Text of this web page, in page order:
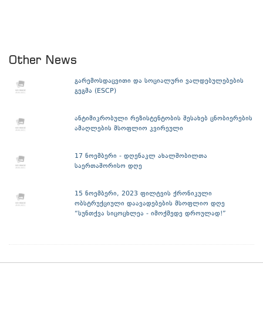
Other News
გარემოსდაცვითი და სოციალური ვალდებულებების
გეგმა (ESCP)
ანტიმიკრობული რეზისტენტობის შესახებ ცნობიერების
ამაღლების მსოფლიო კვირეული
17 ნოემბერი - დღენაკლ ახალშობილთა
საერთაშორისო დღე
15 ნოემბერი, 2023 ფილტვის ქრონიკული
ობსტრუქციული დაავადებების მსოფლიო დღე
“სუნთქვა სიცოცხლეა - იმოქმედე დროულად!”